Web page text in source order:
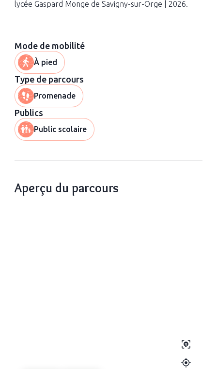
lycée Gaspard Monge de Savigny-sur-Orge | 2026.
Mode de mobilité
À pied
Type de parcours
Promenade
Publics
Public scolaire
Aperçu du parcours